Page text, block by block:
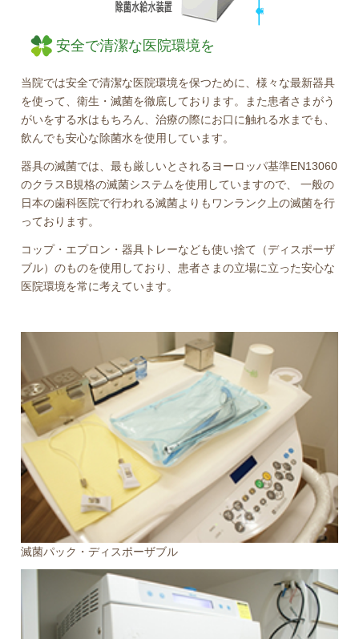
安全で清潔な医院環境を
当院では安全で清潔な医院環境を保つために、様々な最新器具
を使って、衛生・滅菌を徹底しております。また患者さまがう
がいをする水はもちろん、治療の際にお口に触れる水までも、
飲んでも安心な除菌水を使用しています。
器具の滅菌では、最も厳しいとされるヨーロッパ基準EN13060
のクラスB規格の滅菌システムを使用していますので、 一般の
日本の歯科医院で行われる滅菌よりもワンランク上の滅菌を行
っております。
コップ・エプロン・器具トレーなども使い捨て（ディスポーザ
ブル）のものを使用しており、患者さまの立場に立った安心な
医院環境を常に考えています。
滅菌パック・ディスポーザブル